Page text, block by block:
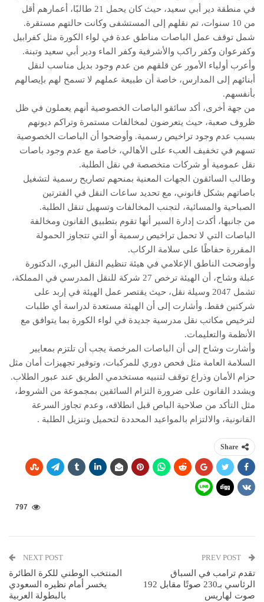
في منطقة دير أبي سعيد، حيث كان يحمل 21 طالبًا، أعمارهم أقل
من 10 سنوات، تم نقلهم إلى المستشفى وكانت حالتهم مستقرة.
شمل توقف عمل الباصات مناطق عدة في لواء الكورة مثل كفرابيل
وكفرعوان وكفر راكب والأشرفية وكفر الماء ودير أبي سعيد وتبنة.
وأعرب أولياء الأمور عن قلقهم من عدم وجود بديل مناسب لنقل
أبنائهم إلى المدارس، خاصة أن طبيعة عملهم لا تسمح لهم بإيصالهم
بأنفسهم.
من جهة أخرى، أكد سائقو الباصات الخصوصية أنهم يعملون في ظل
ظروف صعبة، حيث يتعرضون لمخالفات مستمرة وتراكم ديونهم
بسبب عدم وجود تراخيص رسمية. وأوضحوا أن الباصات الخصوصية
تسهم في تخفيف العبء على الأهالي، خاصة مع عدم وجود باصات
نقل عمومية أو شركات متخصصة في نقل الطلبة.
وطالب السائقون الجهات المعنية بمنحهم تصاريح رسمية لتشغيل
باصاتهم بشكل قانوني، مع تحديد ساعات النقل في الفترتين
الصباحية والمسائية، لتجنب المخالفات وتسهيل تنقل الطلبة.
من جانبها، أكدت إدارة السير أنها تقوم بتطبيق القانون ومخالفة
الباصات التي لا تحمل تراخيص رسمية أو التي تتجاوز الحمولة
المقررة حفاظًا على سلامة الركاب.
وأوضحت الناطق الإعلامي في هيئة تنظيم النقل البري، الدكتورة
عبلة وشاح، أن الهيئة ترخص 27 شركة للنقل المدرسي في المملكة،
تشمل 2047 وسيلة نقل، حيث يقتصر عمل الهيئة في إربد على
شركتين فقط. وأشارت إلى أن الهيئة مستعدة لدراسة أي طلبات
لترخيص مكاتب نقل مدرسية جديدة في لواء الكورة بما يتوافق مع
الأنظمة والتعليمات.
وأشارت وشاح إلى أن الباصات المرخصة يجب أن تلتزم بمعايير
السلامة العامة مثل فحص دوري للمركبات، وتوفير تجهيزات أمان مثل
حزام الأمان وذراع توقف لتنبيه مستخدمي الطريق عند عبور الطلاب.
ويشدد القانون على ضرورة التزام السائقين بمجموعة من الشروط،
مثل التأكد من صلاحية الباص قبل انطلاقه، وعدم تجاوز السرعة
القانونية، والالتزام بالمواعيد المحددة لتحميل وتنزيل الطلبة .
Share
797
تقدم ترامب في السباق
الرئاسي بـ230 صوتًا مقابل 192
صوت لهاريس
NEXT POST
المنتخب الوطني للكرة الطائرة
يخسر أمام نظيره السعودي
بالبطولة العربية